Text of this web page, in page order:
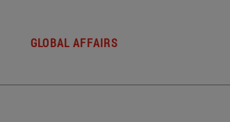
GLOBAL AFFAIRS